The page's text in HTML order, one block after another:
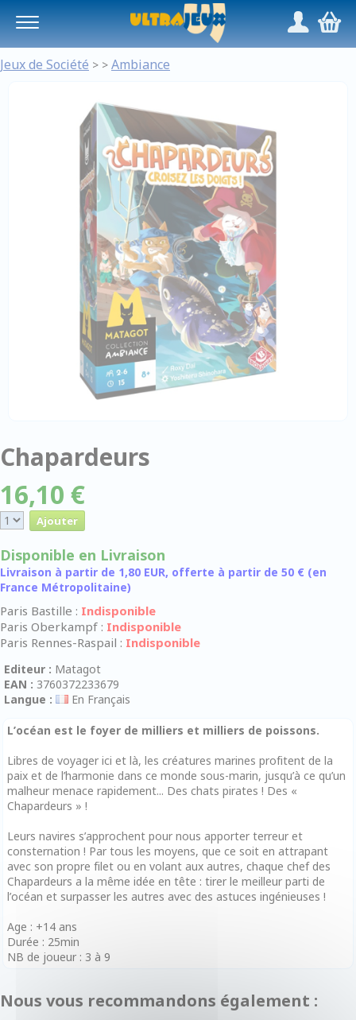
/,
Jeux de Société > > Ambiance
Chapardeurs
16,10 €
Disponible en Livraison
Livraison à partir de 1,80 EUR, offerte à partir de 50 € (en
France Métropolitaine)
Paris Bastille : Indisponible
Paris Oberkampf : Indisponible
Paris Rennes-Raspail : Indisponible
Editeur : Matagot
EAN : 3760372233679
Langue :
En Français
L’océan est le foyer de milliers et milliers de poissons.
Libres de voyager ici et là, les créatures marines profitent de la
paix et de l’harmonie dans ce monde sous-marin, jusqu’à ce qu’un
malheur menace rapidement... Des chats pirates ! Des «
Chapardeurs » !
Leurs navires s’approchent pour nous apporter terreur et
consternation ! Par tous les moyens, que ce soit en attrapant
avec son propre filet ou en volant aux autres, chaque chef des
Chapardeurs a la même idée en tête : tirer le meilleur parti de
l’océan et surpasser les autres avec des astuces ingénieuses !
Age : +14 ans
Durée : 25min
NB de joueur : 3 à 9
Nous vous recommandons également :